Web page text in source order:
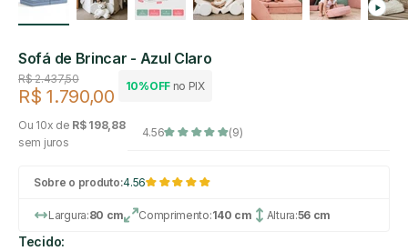
Sofá de Brincar - Azul Claro
Preço regular
R$ 2.437,50
Preço de venda
R$ 1.790,00 10%OFFno PIX
Ou 10x de R$ 198,88
sem juros
4.56 (9)
Sobre o produto:4.56
Largura:80 cm Comprimento:140 cm Altura:56 cm
Tecido: